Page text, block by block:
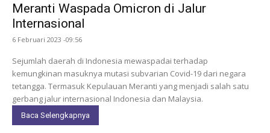
Meranti Waspada Omicron di Jalur
Internasional
6 Februari 2023 -09:56
Sejumlah daerah di Indonesia mewaspadai terhadap
kemungkinan masuknya mutasi subvarian Covid-19 dari negara
tetangga. Termasuk Kepulauan Meranti yang menjadi salah satu
gerbang jalur internasional Indonesia dan Malaysia.
Baca Selengkapnya